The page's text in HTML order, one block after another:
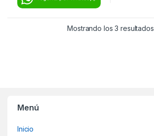
Mostrando los 3 resultados
Menú
Inicio